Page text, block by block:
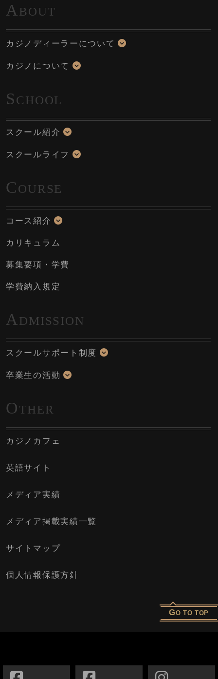
A BOUT
カジノディーラーについて
カジノについて
SCHOOL
スクール紹介
スクールライフ
COURSE
コース紹介
カリキュラム
募集要項・学費
学費納入規定
A DMISSION
スクールサポート制度
卒業生の活動
OTHER
カジノカフェ
英語サイト
メディア実績
メディア掲載実績一覧
サイトマップ
個人情報保護方針
GO TO TOP